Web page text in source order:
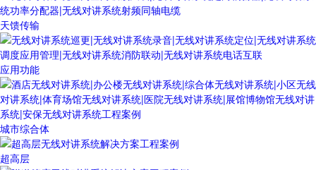
天馈传输
应用功能
城市综合体
超高层